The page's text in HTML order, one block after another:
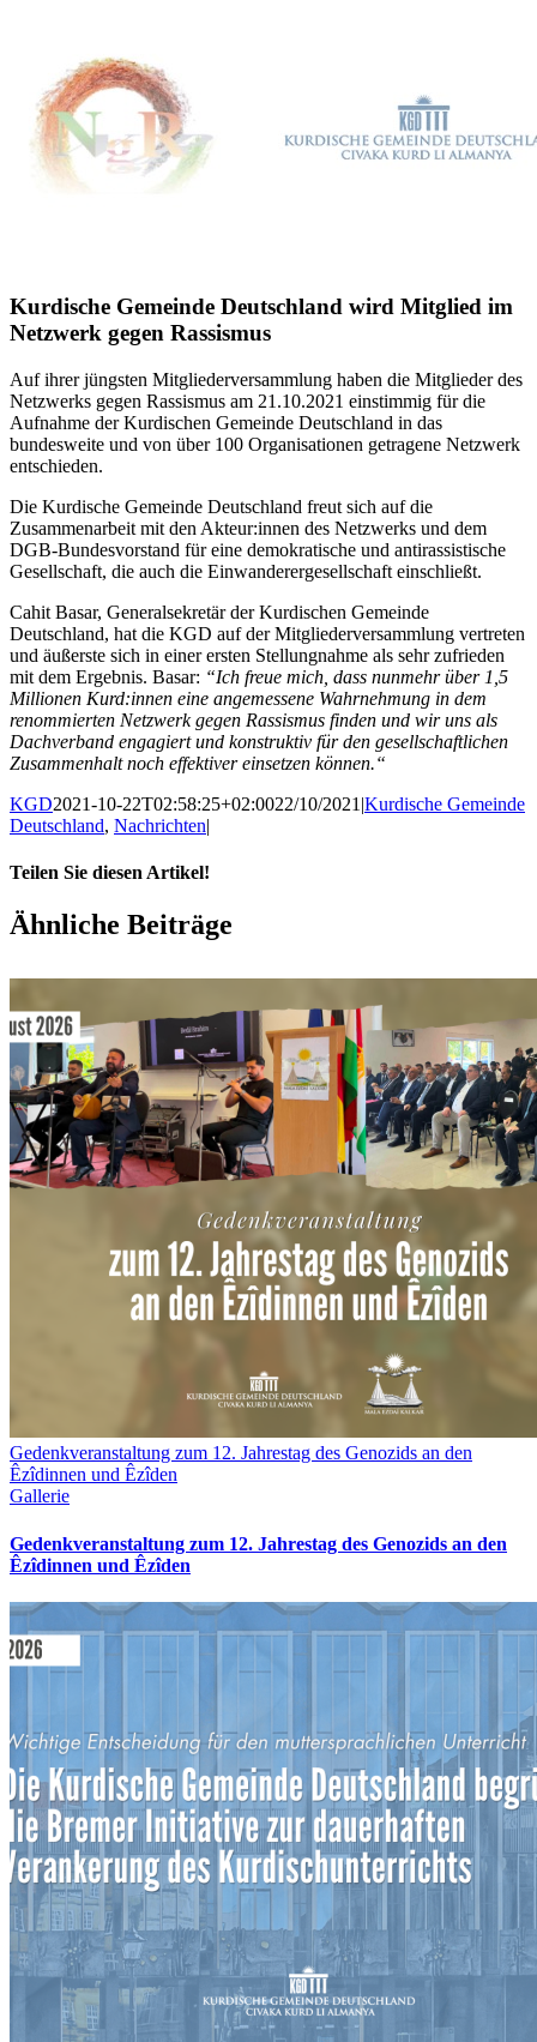
Kurdische Gemeinde Deutschland wird Mitglied im
Netzwerk gegen Rassismus
Auf ihrer jüngsten Mitgliederversammlung haben die Mitglieder des
Netzwerks gegen Rassismus am 21.10.2021 einstimmig für die
Aufnahme der Kurdischen Gemeinde Deutschland in das
bundesweite und von über 100 Organisationen getragene Netzwerk
entschieden.
Die Kurdische Gemeinde Deutschland freut sich auf die
Zusammenarbeit mit den Akteur:innen des Netzwerks und dem
DGB-Bundesvorstand für eine demokratische und antirassistische
Gesellschaft, die auch die Einwanderergesellschaft einschließt.
Cahit Basar, Generalsekretär der Kurdischen Gemeinde
Deutschland, hat die KGD auf der Mitgliederversammlung vertreten
und äußerste sich in einer ersten Stellungnahme als sehr zufrieden
mit dem Ergebnis. Basar: “Ich freue mich, dass nunmehr über 1,5
Millionen Kurd:innen eine angemessene Wahrnehmung in dem
renommierten Netzwerk gegen Rassismus finden und wir uns als
Dachverband engagiert und konstruktiv für den gesellschaftlichen
Zusammenhalt noch effektiver einsetzen können.“
KGD2021-10-22T02:58:25+02:0022/10/2021 |Kurdische Gemeinde
Deutschland, Nachrichten|
Teilen Sie diesen Artikel!
Facebook
X
WhatsApp
Pinterest
E-
Mail
Ähnliche Beiträge
Gedenkveranstaltung zum 12. Jahrestag des Genozids an den
Êzîdinnen und Êzîden
Gallerie
Gedenkveranstaltung zum 12. Jahrestag des Genozids an den
Êzîdinnen und Êzîden